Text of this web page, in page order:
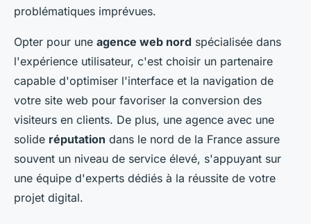
problématiques imprévues.
Opter pour une agence web nord spécialisée dans
l'expérience utilisateur, c'est choisir un partenaire
capable d'optimiser l'interface et la navigation de
votre site web pour favoriser la conversion des
visiteurs en clients. De plus, une agence avec une
solide réputation dans le nord de la France assure
souvent un niveau de service élevé, s'appuyant sur
une équipe d'experts dédiés à la réussite de votre
projet digital.